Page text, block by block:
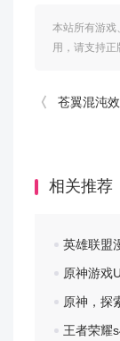
45技能-vp2
能力，vp1是
70技能-vp2分
vp1也可以，
进化4
本站所有游戏
用，请支持正
苍翼混沌效应
相关推荐
英雄联盟
原神游戏
原神，探
王者荣耀